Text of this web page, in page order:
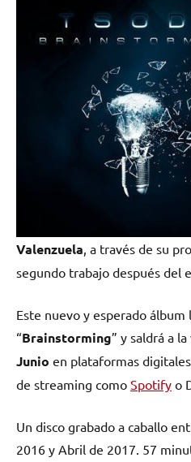
Valenzuela , a través de su
segundo trabajo después del
Este nuevo y esperado
“Brainstorming” y saldrá a
Junio en plataformas
de streaming como Spotify o
Un disco grabado a caballo
2016 y Abril de 2017. 57